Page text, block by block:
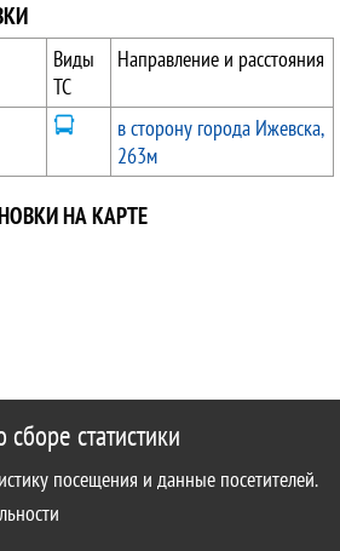
Виды
ТС
Направление и расстояния
в сторону города Ижевска,
263м
НА КАРТЕ
статистики
посещения и данные посетителей.